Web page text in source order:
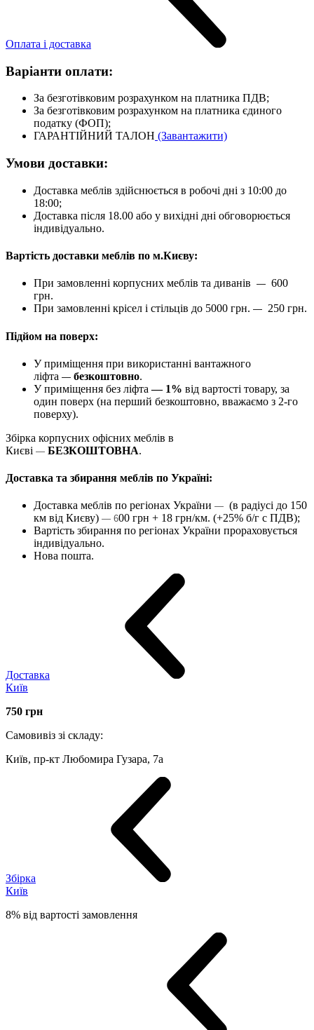
Оплата і доставка
Варіанти оплати:
За безготівковим розрахунком на платника ПДВ;
За безготівковим розрахунком на платника єдиного
податку (ФОП);
ГАРАНТІЙНИЙ ТАЛОН (Завантажити)
Умови доставки:
Доставка меблів здійснюється в робочі дні з 10:00 до
18:00;
Доставка після 18.00 або у вихідні дні обговорюється
індивідуально.
Вартість доставки меблів по м.Києву:
При замовленні корпусних меблів та диванів — 600
грн.
При замовленні крісел і стільців до 5000 грн. — 250 грн.
Підйом на поверх:
У приміщення при використанні вантажного
ліфта — безкоштовно.
У приміщення без ліфта— 1% від вартості товару, за
один поверх (на перший безкоштовно, вважаємо з 2-го
поверху).
Збірка корпусних офісних меблів в
Києві — БЕЗКОШТОВНА.
Доставка та збирання меблів по Україні:
Доставка меблів по регіонах України — (в радіусі до 150
км від Києву) — 600 грн + 18 грн/км. (+25% б/г с ПДВ);
Вартість збирання по регіонах України прораховується
індивідуально.
Нова пошта.
Доставка
Київ
750 грн
Самовивіз зі складу:
Київ, пр-кт Любомира Гузара, 7а
Збірка
Київ
8% від вартості замовлення